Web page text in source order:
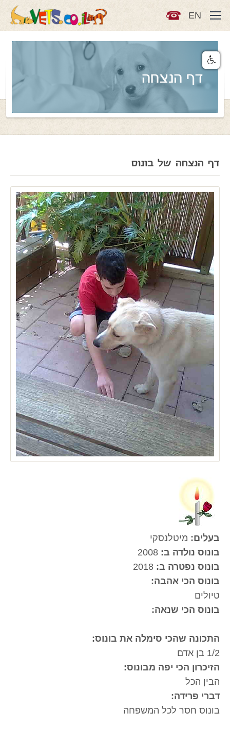
EN
דף הנצחה
דף הנצחה של בונוס
בעלים: מיטלנסקי
בונוס נולדה ב: 2008
בונוס נפטרה ב: 2018
בונוס הכי אהבה:
טיולים
בונוס הכי שנאה:
התכונה שהכי סימלה את בונוס:
1/2 בן אדם
הזיכרון הכי יפה מבונוס:
הבין הכל
דברי פרידה:
בונוס חסר לכל המשפחה